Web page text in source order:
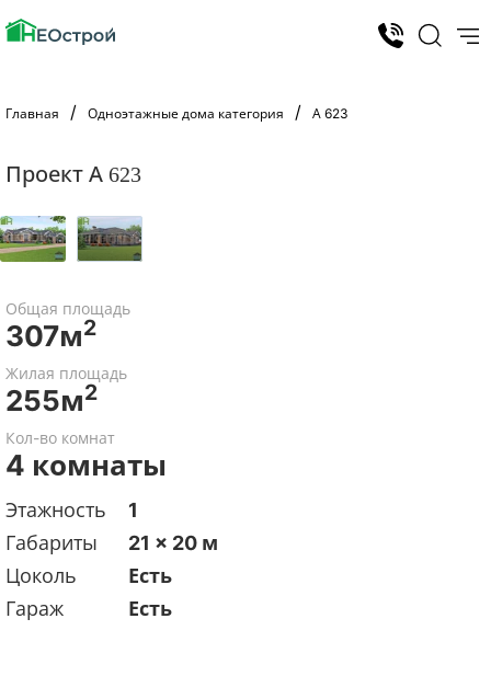
Главная Одноэтажные дома категория А 623
Проект А 623
Общая площадь
307м2
Жилая площадь
255м2
Кол-во комнат
4 комнаты
Этажность
1
Габариты
21 x 20 м
Цоколь
Есть
Гараж
Есть